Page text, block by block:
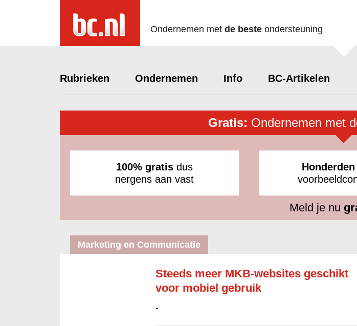
Ondernemen met de beste ondersteuning
Rubrieken Ondernemen Info BC-Artikelen
Gratis: Ondernemen met
100% gratis dus
nergens aan vast
Meld je nu
Marketing en Communicatie
Steeds meer MKB-websites geschikt
voor mobiel gebruik
-